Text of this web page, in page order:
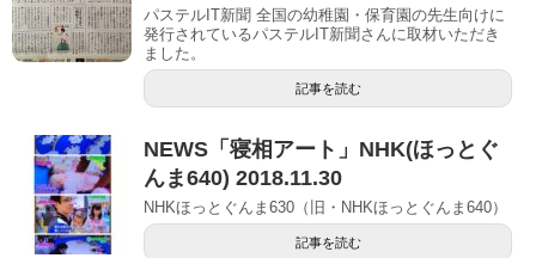
パステルIT新聞 全国の幼稚園・保育園の先生向けに
発行されているパステルIT新聞さんに取材いただき
ました。
記事を読む
NEWS「寝相アート」NHK(ほっとぐ
んま640) 2018.11.30
NHKほっとぐんま630（旧・NHKほっとぐんま640）
記事を読む